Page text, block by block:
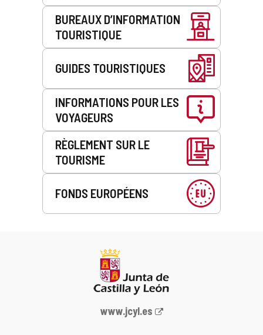
BUREAUX D’INFORMATION
TOURISTIQUE
GUIDES TOURISTIQUES
INFORMATIONS POUR LES
VOYAGEURS
RÈGLEMENT SUR LE
TOURISME
FONDS EUROPÉENS
Portail
www.jcyl.es